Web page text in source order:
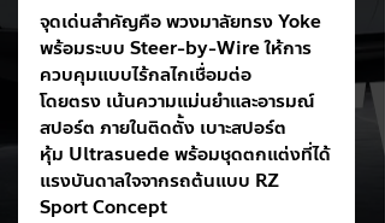
จุดเด่นสำคัญคือ พวงมาลัยทรง Yoke
พร้อมระบบ Steer-by-Wire ให้การ
ควบคุมแบบไร้กลไกเชื่อมต่อ
โดยตรง เน้นความแม่นยำและอารมณ์
สปอร์ต ภายในติดตั้ง เบาะสปอร์ต
หุ้ม Ultrasuede พร้อมชุดตกแต่งที่ได้
แรงบันดาลใจจากรถต้นแบบ RZ
Sport Concept